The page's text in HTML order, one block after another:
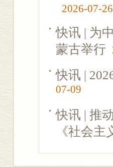
2026-07-26
快讯 | 为
蒙古举行
快讯 |
07-09
快讯 | 推
《社会主